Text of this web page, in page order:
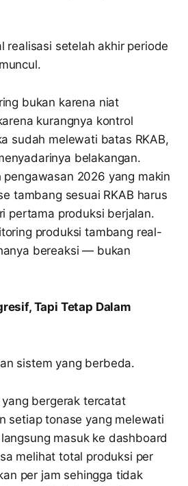
realisasi setelah akhir periode
bukan karena niat
kurangnya kontrol
sudah melewati batas RKAB,
belakangan.
pengawasan 2026 yang makin
tambang sesuai RKAB harus
pertama produksi berjalan.
produksi tambang real-
bereaksi — bukan
Tapi Tetap Dalam
sistem yang berbeda.
bergerak tercatat
setiap tonase yang melewati
masuk ke dashboard
melihat total produksi per
per jam sehingga tidak